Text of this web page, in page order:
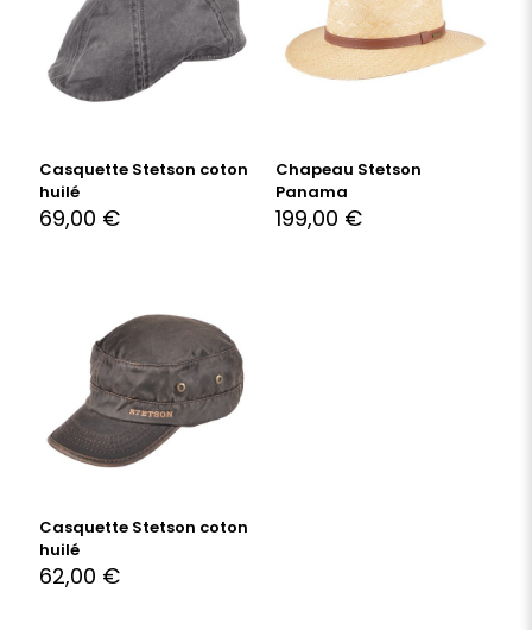
Casquette Stetson coton
huilé
69,00 €
Chapeau Stetson
Panama
199,00 €
Casquette Stetson coton
huilé
62,00 €